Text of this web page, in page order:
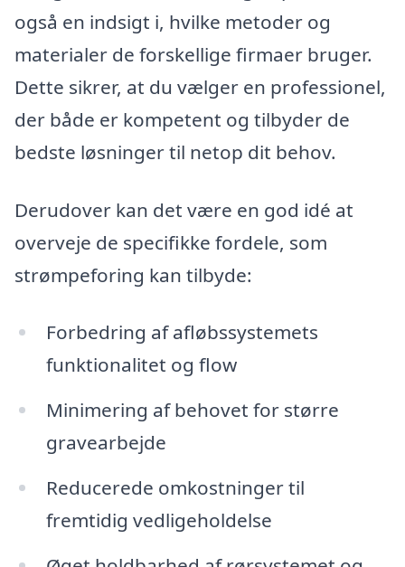
også en indsigt i, hvilke metoder og
materialer de forskellige firmaer bruger.
Dette sikrer, at du vælger en professionel,
der både er kompetent og tilbyder de
bedste løsninger til netop dit behov.
Derudover kan det være en god idé at
overveje de specifikke fordele, som
strømpeforing kan tilbyde:
Forbedring af afløbssystemets
funktionalitet og flow
Minimering af behovet for større
gravearbejde
Reducerede omkostninger til
fremtidig vedligeholdelse